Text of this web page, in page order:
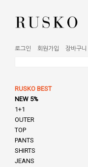
로그인 회원가입 장바구니
RUSKO BEST
NEW 5%
1+1
OUTER
TOP
PANTS
SHIRTS
JEANS